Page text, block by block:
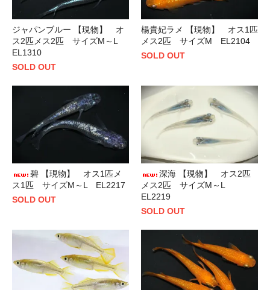
ジャパンブルー 【現物】 オ
ス2匹メス2匹 サイズM～L
EL1310
SOLD OUT
楊貴妃ラメ 【現物】 オス1匹
メス2匹 サイズM EL2104
SOLD OUT
碧 【現物】 オス1匹メ
ス1匹 サイズM～L EL2217
SOLD OUT
深海 【現物】 オス2匹
メス2匹 サイズM～L
EL2219
SOLD OUT